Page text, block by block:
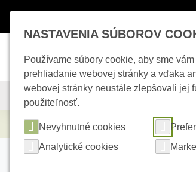
KAMEROVÉ SYSTÉMY
Zabezpečovacie systémy
NASTAVENIA SÚBOROV
Používame súbory cookie, aby sme
prehliadanie webovej stránky a vďaka
webovej stránky neustále zlepšovali jej
použiteľnosť.
Nevyhnutné cookies
Analytické cookies